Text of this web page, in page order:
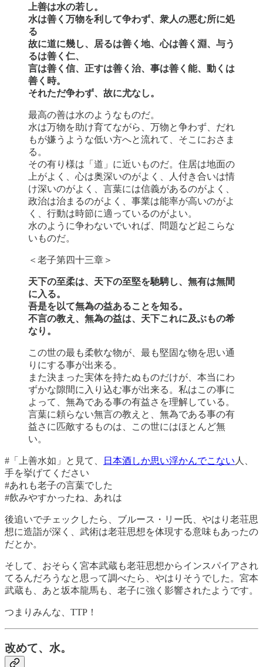
上善は水の若し。
水は善く万物を利して争わず、衆人の悪む所に処
る
故に道に幾し、居るは善く地、心は善く淵、与う
るは善く仁、
言は善く信、正すは善く治、事は善く能、動くは
善く時。
それただ争わず、故に尤なし。
最高の善は水のようなものだ。
水は万物を助け育てながら、万物と争わず、だれ
もが嫌うような低い方へと流れて、そこにおさま
る。
その有り様は「道」に近いものだ。住居は地面の
上がよく、心は奥深いのがよく、人付き合いは情
け深いのがよく、言葉には信義があるのがよく、
政治は治まるのがよく、事業は能率が高いのがよ
く、行動は時節に適っているのがよい。
水のように争わないでいれば、問題など起こらな
いものだ。
＜老子第四十三章＞
天下の至柔は、天下の至堅を馳騁し、無有は無間
に入る。
吾是を以て無為の益あることを知る。
不言の教え、無為の益は、天下これに及ぶもの希
なり。
この世の最も柔軟な物が、最も堅固な物を思い通
りにする事が出来る。
また決まった実体を持たぬものだけが、本当にわ
ずかな隙間に入り込む事が出来る。私はこの事に
よって、無為である事の有益さを理解している。
言葉に頼らない無言の教えと、無為である事の有
益さに匹敵するものは、この世にはほとんど無
い。
#「上善水如」と見て、 日本酒しか思い浮かんでこない 人、
手を挙げてください
#あれも老子の言葉でした
#飲みやすかったね、あれは
後追いでチェックしたら、ブルース・リー氏、やはり老荘思
想に造詣が深く、武術は老荘思想を体現する意味もあったの
だとか。
そして、おそらく宮本武蔵も老荘思想からインスパイアされ
てるんだろうなと思って調べたら、やはりそうでした。宮本
武蔵も、あと坂本龍馬も、老子に強く影響されたようです。
つまりみんな、TTP！
改めて、水。